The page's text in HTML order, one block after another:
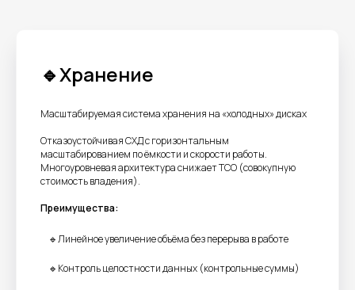
🔹Хранение
Масштабируемая система хранения на «холодных» дисках
Отказоустойчивая СХД с горизонтальным
масштабированием по ёмкости и скорости работы.
Многоуровневая архитектура снижает TCO (совокупную
стоимость владения).
Преимущества:
🔹Линейное увеличение объёма без перерыва в работе
🔹Контроль целостности данных (контрольные суммы)